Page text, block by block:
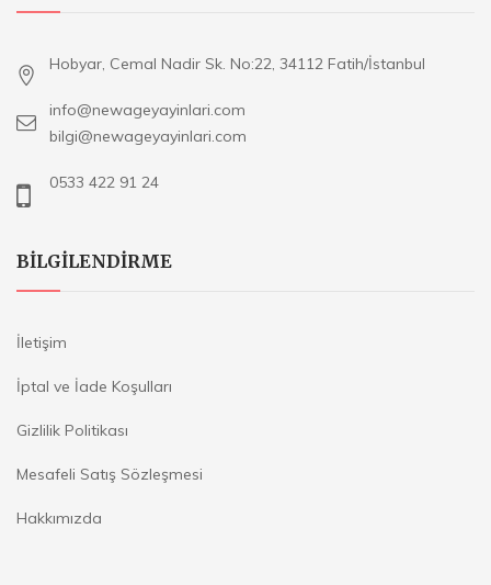
Hobyar, Cemal Nadir Sk. No:22, 34112 Fatih/İstanbul
info@newageyayinlari.com
bilgi@newageyayinlari.com
0533 422 91 24
BILGILENDIRME
İletişim
İptal ve İade Koşulları
Gizlilik Politikası
Mesafeli Satış Sözleşmesi
Hakkımızda